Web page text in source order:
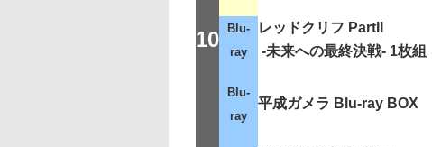
10
Blu-
ray
レッドクリフ PartII
-未来への最終決戦- 1枚組
Blu-
ray
平成ガメラ Blu-ray BOX